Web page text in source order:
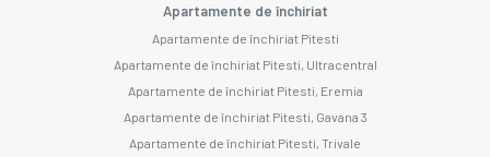
Apartamente de închiriat
Apartamente de închiriat Pitesti
Apartamente de închiriat Pitesti, Ultracentral
Apartamente de închiriat Pitesti, Eremia
Apartamente de închiriat Pitesti, Gavana 3
Apartamente de închiriat Pitesti, Trivale